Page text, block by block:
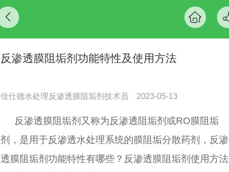
反渗透膜阻垢剂功能特性及使用方法
佳仕德水处理反渗透膜阻垢剂技术员 2023-05-13
反渗透膜阻垢剂又称为反渗透阻垢剂或RO膜阻垢
剂，是用于反渗透水处理系统的膜阻垢分散药剂，反渗
透膜阻垢剂功能特性有哪些？反渗透膜阻垢剂使用方法